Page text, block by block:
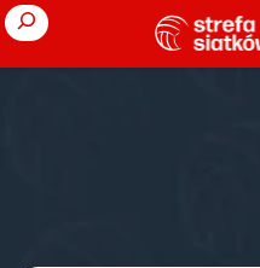
Przejdź
do
treści
Search